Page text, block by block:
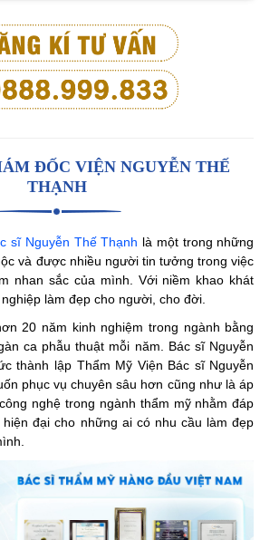
ĐỐC VIỆN NGUYỄN THẾ
THẠNH
sĩ Nguyễn Thế Thạnh là một trong những
và được nhiều người tin tưởng trong việc
nhan sắc của mình. Với niềm khao khát
làm đẹp cho người, cho đời.
20 năm kinh nghiệm trong ngành bằng
ca phẫu thuật mỗi năm. Bác sĩ Nguyễn
thành lập Thẩm Mỹ Viện Bác sĩ Nguyễn
phục vụ chuyên sâu hơn cũng như là áp
nghệ trong ngành thẩm mỹ nhằm đáp
đại cho những ai có nhu cầu làm đẹp